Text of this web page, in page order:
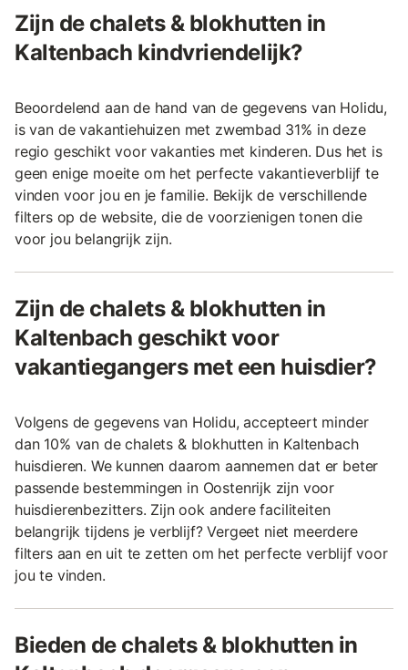
Zijn de chalets & blokhutten in
Kaltenbach kindvriendelijk?
Beoordelend aan de hand van de gegevens van Holidu,
is van de vakantiehuizen met zwembad 31% in deze
regio geschikt voor vakanties met kinderen. Dus het is
geen enige moeite om het perfecte vakantieverblijf te
vinden voor jou en je familie. Bekijk de verschillende
filters op de website, die de voorzienigen tonen die
voor jou belangrijk zijn.
Zijn de chalets & blokhutten in
Kaltenbach geschikt voor
vakantiegangers met een huisdier?
Volgens de gegevens van Holidu, accepteert minder
dan 10% van de chalets & blokhutten in Kaltenbach
huisdieren. We kunnen daarom aannemen dat er beter
passende bestemmingen in Oostenrijk zijn voor
huisdierenbezitters. Zijn ook andere faciliteiten
belangrijk tijdens je verblijf? Vergeet niet meerdere
filters aan en uit te zetten om het perfecte verblijf voor
jou te vinden.
Bieden de chalets & blokhutten in